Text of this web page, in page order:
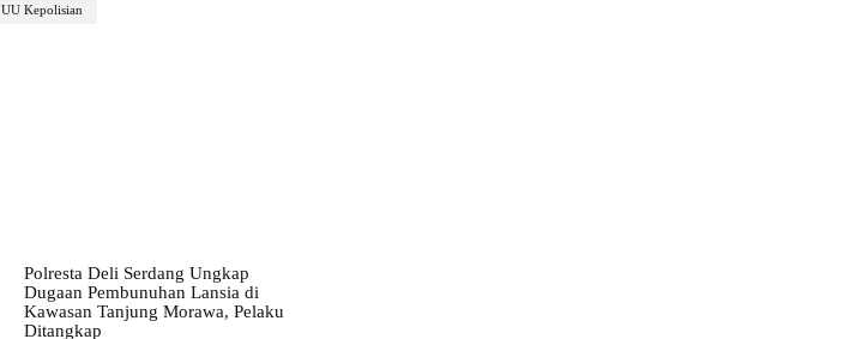
UU Kepolisian
Polresta Deli Serdang Ungkap
Dugaan Pembunuhan Lansia di
Kawasan Tanjung Morawa, Pelaku
Ditangkap